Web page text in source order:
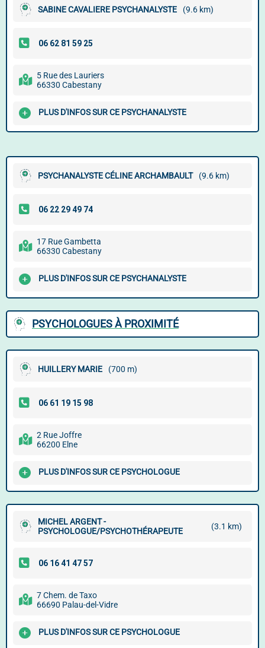
SABINE CAVALIERE PSYCHANALYSTE (9.6 km)
5 Rue des Lauriers
66330 Cabestany
PLUS D'INFOS SUR CE PSYCHANALYSTE
PSYCHANALYSTE CÉLINE ARCHAMBAULT (9.6 km)
17 Rue Gambetta
66330 Cabestany
PLUS D'INFOS SUR CE PSYCHANALYSTE
PSYCHOLOGUES À PROXIMITÉ
HUILLERY MARIE (700 m)
2 Rue Joffre
66200 Elne
PLUS D'INFOS SUR CE PSYCHOLOGUE
MICHEL ARGENT -
PSYCHOLOGUE/PSYCHOTHÉRAPEUTE
(3.1 km)
7 Chem. de Taxo
66690 Palau-del-Vidre
PLUS D'INFOS SUR CE PSYCHOLOGUE